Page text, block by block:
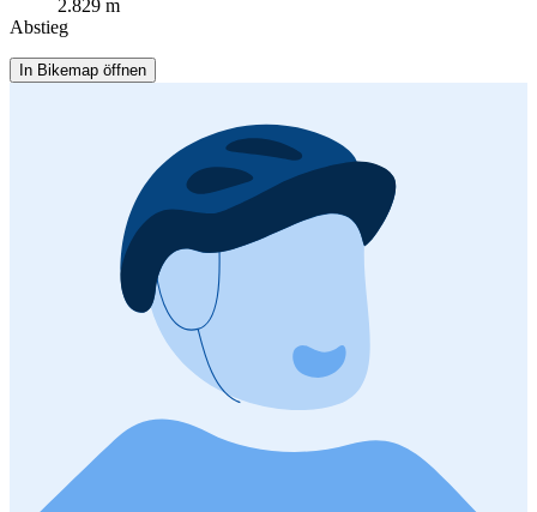
2.829 m
Abstieg
In Bikemap öffnen